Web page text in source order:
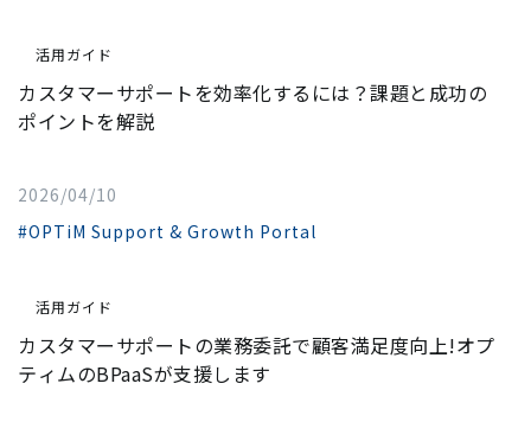
活用ガイド
カスタマーサポートを効率化するには？課題と成功の
ポイントを解説
2026/04/10
#OPTiM Support & Growth Portal
活用ガイド
カスタマーサポートの業務委託で顧客満足度向上!オプ
ティムのBPaaSが支援します